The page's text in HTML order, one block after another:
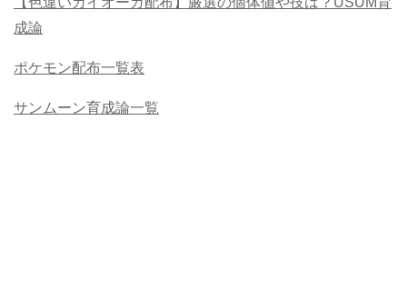
成論
ポケモン配布一覧表
サンムーン育成論一覧